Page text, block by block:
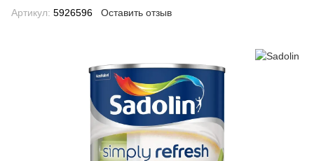
Артикул: 5926596 Оставить отзыв